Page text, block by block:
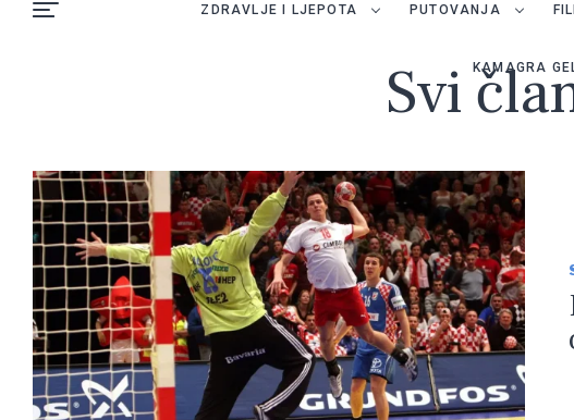
ZDRAVLJE I LJEPOTA PUTOVANJA
KAMAGRA
Svi